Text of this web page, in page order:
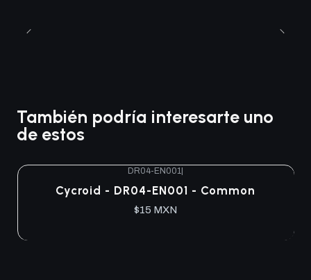
También podría interesarte uno
de estos
DR04-EN001
Cycroid - DR04-EN001 - Common
$15 MXN